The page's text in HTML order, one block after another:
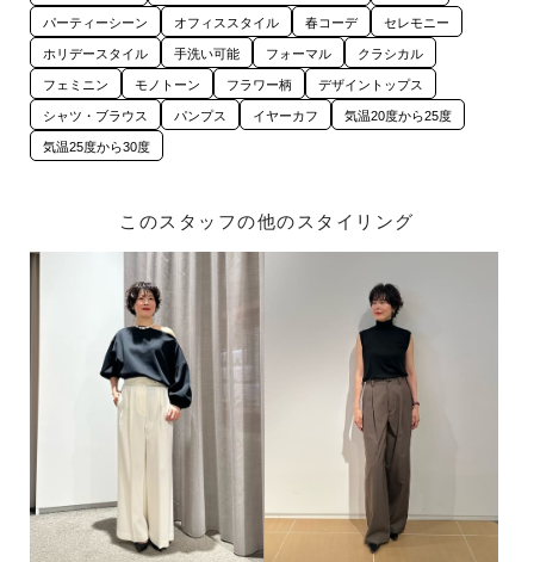
パーティーシーン オフィススタイル 春コーデ セレモニー
ホリデースタイル 手洗い可能 フォーマル クラシカル
フェミニン モノトーン フラワー柄 デザイントップス
シャツ・ブラウス パンプス イヤーカフ 気温20度から25度
気温25度から30度
このスタッフの他のスタイリング